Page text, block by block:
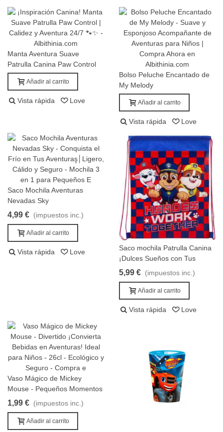
Añadir al carrito
Manta Aventura Suave
Patrulla Canina Paw Control
Añadir al carrito
Vista rápida Love
Añadir al carrito
Bolso Peluche Encantado de
My Melody
Añadir al carrito
Vista rápida Love
Añadir al carrito
Saco Mochila Aventuras
Nevadas Sky
4,99 € (impuestos inc.)
Añadir al carrito
Vista rápida Love
Saco mochila Patrulla Canina
¡Dulces Sueños con Tus
Heroicos Amigos!
5,99 € (impuestos inc.)
Añadir al carrito
Vista rápida Love
Añadir al carrito
Vaso Mágico de Mickey
Mouse - Pequeños Momentos
con Gran Diversión (26 cl)
1,99 € (impuestos inc.)
Añadir al carrito